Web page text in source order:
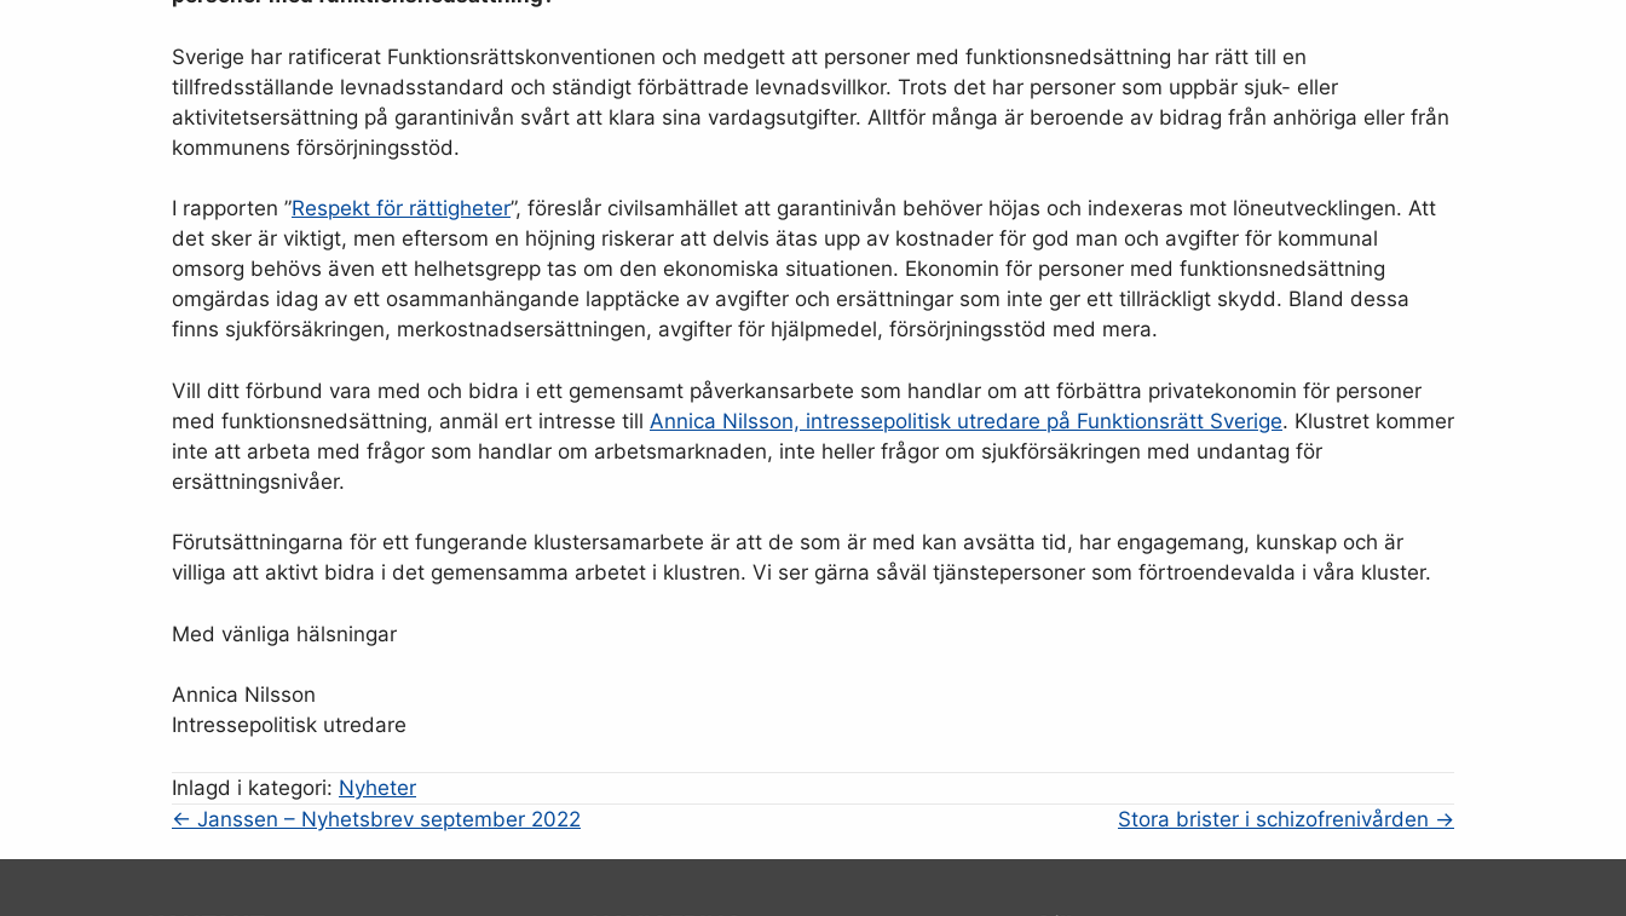
Sverige har ratificerat Funktionsrättskonventionen och medgett att personer med funktionsnedsättning har rätt till en
tillfredsställande levnadsstandard och ständigt förbättrade levnadsvillkor. Trots det har personer som uppbär sjuk- eller
aktivitetsersättning på garantinivån svårt att klara sina vardagsutgifter. Alltför många är beroende av bidrag från anhöriga eller från
kommunens försörjningsstöd.
I rapporten ”Respekt för rättigheter”, föreslår civilsamhället att garantinivån behöver höjas och indexeras mot löneutvecklingen. Att
det sker är viktigt, men eftersom en höjning riskerar att delvis ätas upp av kostnader för god man och avgifter för kommunal
omsorg behövs även ett helhetsgrepp tas om den ekonomiska situationen. Ekonomin för personer med funktionsnedsättning
omgärdas idag av ett osammanhängande lapptäcke av avgifter och ersättningar som inte ger ett tillräckligt skydd. Bland dessa
finns sjukförsäkringen, merkostnadsersättningen, avgifter för hjälpmedel, försörjningsstöd med mera.
Vill ditt förbund vara med och bidra i ett gemensamt påverkansarbete som handlar om att förbättra privatekonomin för personer
med funktionsnedsättning, anmäl ert intresse till Annica Nilsson, intressepolitisk utredare på Funktionsrätt Sverige. Klustret kommer
inte att arbeta med frågor som handlar om arbetsmarknaden, inte heller frågor om sjukförsäkringen med undantag för
ersättningsnivåer.
Förutsättningarna för ett fungerande klustersamarbete är att de som är med kan avsätta tid, har engagemang, kunskap och är
villiga att aktivt bidra i det gemensamma arbetet i klustren. Vi ser gärna såväl tjänstepersoner som förtroendevalda i våra kluster.
Med vänliga hälsningar
Annica Nilsson
Intressepolitisk utredare
Inlagd i kategori: Nyheter
Posts
← Janssen – Nyhetsbrev september 2022 Stora brister i schizofrenivården →